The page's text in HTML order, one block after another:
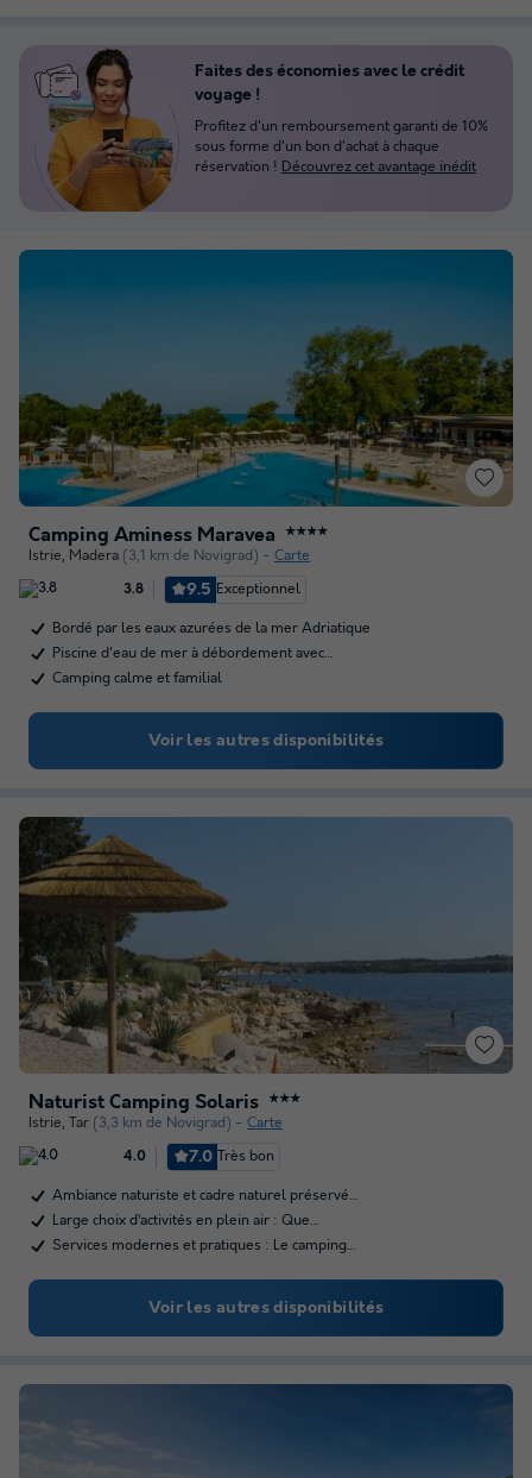
Camping Aminess Maravea ★★★★
Istrie, Madera (3,1 km de Novigrad) Carte
3.8 9.5 Exceptionnel
Bordé par les eaux azurées de la mer Adriatique
Piscine d'eau de mer à débordement avec…
Camping calme et familial
Voir les autres disponibilités
Naturist Camping Solaris ★★★
Istrie, Tar (3,3 km de Novigrad) Carte
4.0 7.0 Très bon
Ambiance naturiste et cadre naturel préservé…
Large choix d’activités en plein air : Que…
Services modernes et pratiques : Le camping…
Voir les autres disponibilités
Faites des économies avec le crédit
voyage !
Profitez d'un remboursement garanti de 10%
sous forme d'un bon d'achat à chaque
réservation ! Découvrez cet avantage inédit